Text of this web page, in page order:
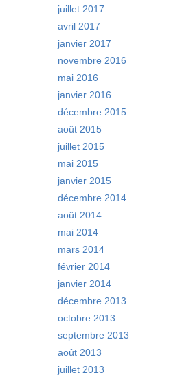
juillet 2017
avril 2017
janvier 2017
novembre 2016
mai 2016
janvier 2016
décembre 2015
août 2015
juillet 2015
mai 2015
janvier 2015
décembre 2014
août 2014
mai 2014
mars 2014
février 2014
janvier 2014
décembre 2013
octobre 2013
septembre 2013
août 2013
juillet 2013